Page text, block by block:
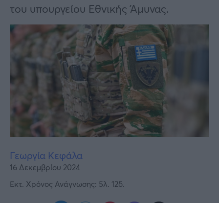
Γυναίκα
Καιρός
του υπουργείου Εθνικής Άμυνας.
Γεωργία Κεφάλα
16 Δεκεμβρίου 2024
Εκτ. Χρόνος Ανάγνωσης: 5λ. 12δ.